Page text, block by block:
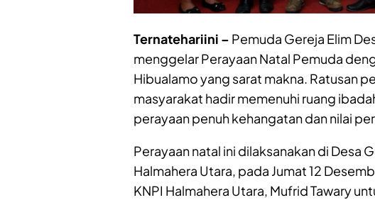
Ternatehariini – Pemuda Gereja Elim
menggelar Perayaan Natal Pemuda
Hibualamo yang sarat makna. Ratusan
masyarakat hadir memenuhi ruang
perayaan penuh kehangatan dan nilai
Perayaan natal ini dilaksanakan di Desa
Halmahera Utara, pada Jumat 12
KNPI Halmahera Utara, Mufrid Tawary